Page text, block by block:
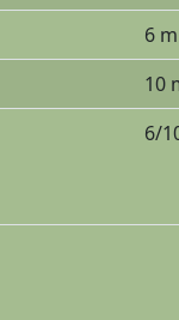
6 m
10
6/